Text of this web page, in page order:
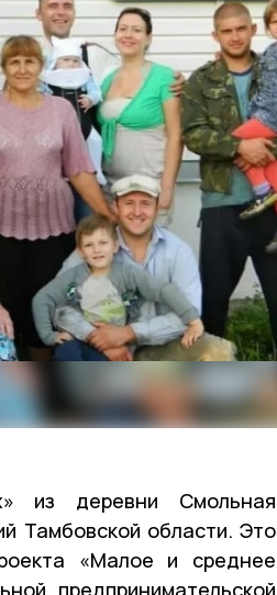
из деревни Смольная
Тамбовской области. Это
«Малое и среднее
предпринимательской